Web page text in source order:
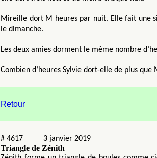
Mireille dort M heures par nuit. Elle fait une
le dimanche.
Les deux amies dorment le même nombre
Combien d’heures Sylvie dort-elle de plus
Retour
# 4617 3 janvier 2019
Triangle de Zénith